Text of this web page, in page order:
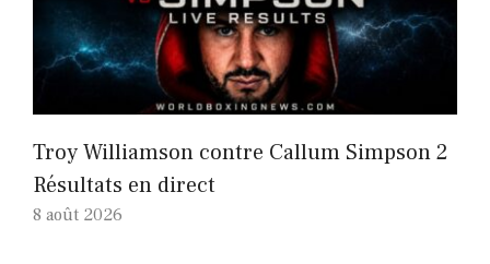
Troy Williamson contre Callum Simpson 2
Résultats en direct
8 août 2026